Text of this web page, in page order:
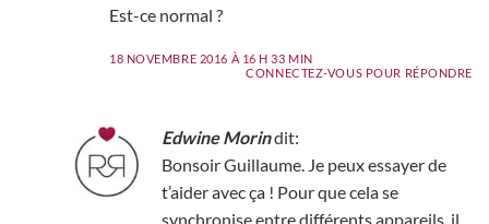
Est-ce normal ?
18 NOVEMBRE 2016 À 16 H 33 MIN
CONNECTEZ-VOUS POUR RÉPONDRE
Edwine Morindit:
Bonsoir Guillaume. Je peux essayer de
t’aider avec ça ! Pour que cela se
synchronise entre différents appareils, il